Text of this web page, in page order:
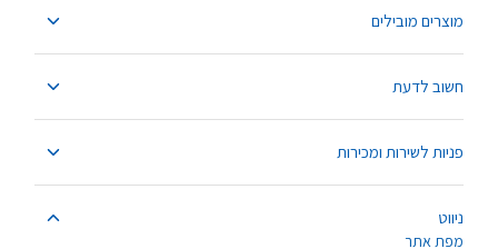
מוצרים מובילים
חשוב לדעת
פניות לשירות ומכירות
ניווט
מפת אתר